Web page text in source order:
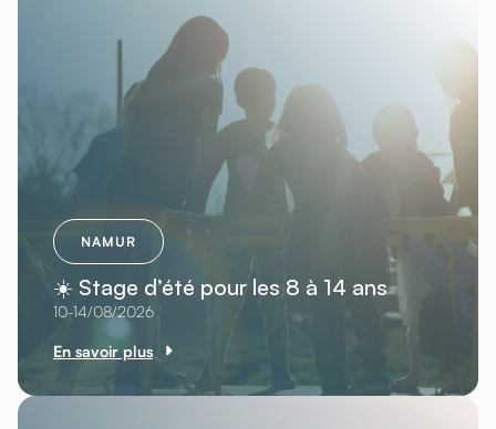
NAMUR
☀️ Stage d’été pour les 8 à 14 ans
10-14/08/2026
En savoir plus